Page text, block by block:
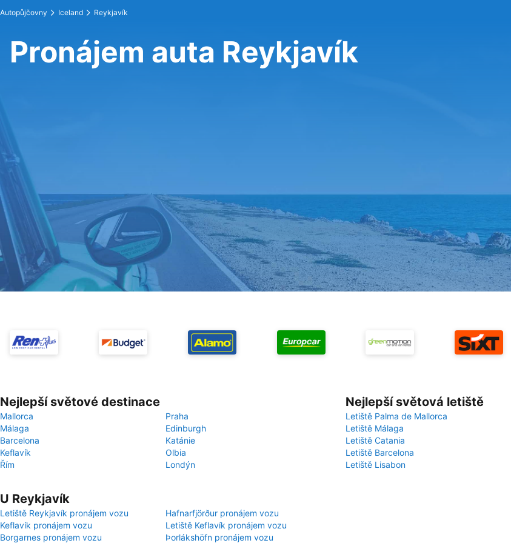
Autopůjčovny Iceland Reykjavík
Pronájem auta Reykjavík
Nejlepší světové destinace
Mallorca
Praha
Málaga
Edinburgh
Barcelona
Katánie
Keflavík
Olbia
Řím
Londýn
Nejlepší světová letiště
Letiště Palma de Mallorca
Letiště Málaga
Letiště Catania
Letiště Barcelona
Letiště Lisabon
U Reykjavík
Letiště Reykjavík pronájem vozu
Hafnarfjörður pronájem vozu
Keflavík pronájem vozu
Letiště Keflavík pronájem vozu
Borgarnes pronájem vozu
Þorlákshöfn pronájem vozu